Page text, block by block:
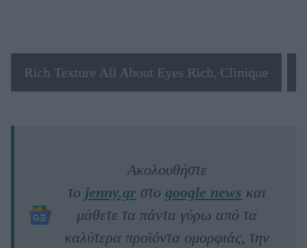
Rich Texture All About Eyes Rich, Clinique
Ακολουθήστε
το jenny.gr στο google news και
μάθετε τα πάντα γύρω από τα
καλύτερα προϊόντα ομορφιάς, την